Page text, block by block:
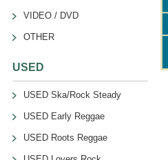
VIDEO / DVD
OTHER
USED
USED Ska/Rock Steady
USED Early Reggae
USED Roots Reggae